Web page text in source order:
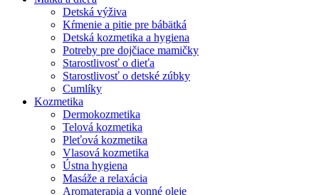
Detská výživa
Kŕmenie a pitie pre bábätká
Detská kozmetika a hygiena
Potreby pre dojčiace mamičky
Starostlivosť o dieťa
Starostlivosť o detské zúbky
Cumlíky
Kozmetika
Dermokozmetika
Telová kozmetika
Pleťová kozmetika
Vlasová kozmetika
Ústna hygiena
Masáže a relaxácia
Aromaterapia a vonné oleje